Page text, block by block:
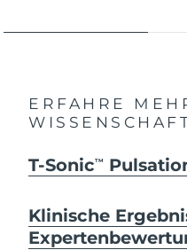
ERFAHRE
T-SonicTM
Klinische